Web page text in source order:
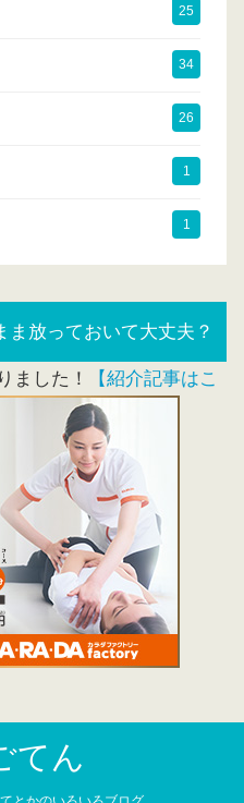
25
34
26
1
1
放っておいて大丈夫？
ました！ 【紹介記事はこ
てん